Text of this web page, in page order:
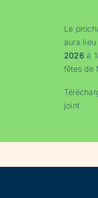
Le
aura
2026 à
fêtes de
joint.